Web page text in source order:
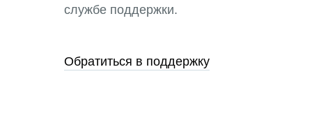
службе поддержки.
Обратиться в поддержку